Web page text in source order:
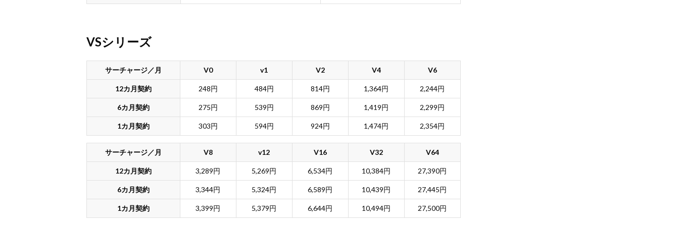
VSシリーズ
サーチャージ／月 V0 v1 V2 V4 V6
12カ月契約 248円 484円 814円 1,364円 2,244円
6カ月契約 275円 539円 869円 1,419円 2,299円
1カ月契約 303円 594円 924円 1,474円 2,354円
サーチャージ／月 V8 v12 V16 V32 V64
12カ月契約 3,289円 5,269円 6,534円 10,384円 27,390円
6カ月契約 3,344円 5,324円 6,589円 10,439円 27,445円
1カ月契約 3,399円 5,379円 6,644円 10,494円 27,500円